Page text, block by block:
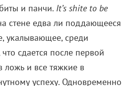
и панчи. It’s shite to be
стене едва ли поддающееся
укалывающее, среди
сдается после первой
ложь и все тяжкие в
успеху. Одновременно